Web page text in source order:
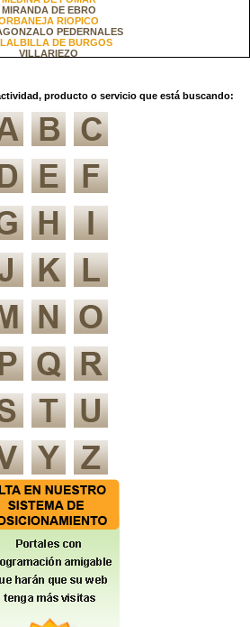
MIRANDA DE EBRO
RIOPICO
PEDERNALES
DE BURGOS
VILLARIEZO
producto o servicio que está buscando: